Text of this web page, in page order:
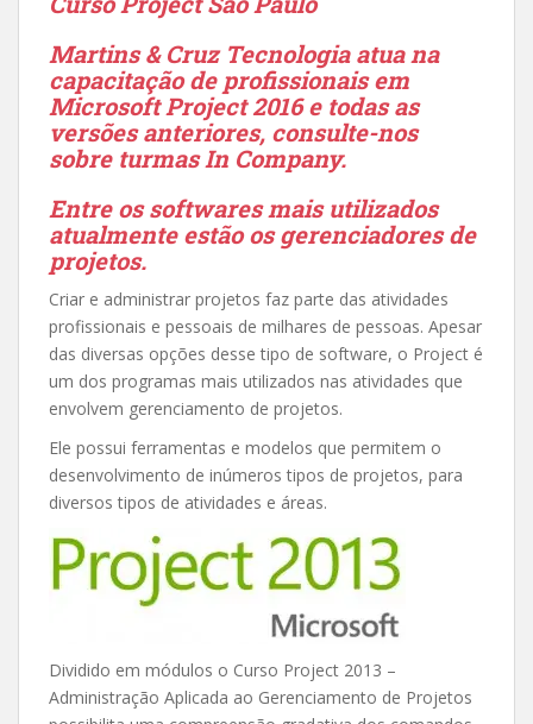
Martins & Cruz Tecnologia atua na
capacitação de profissionais em
Microsoft Project 2016 e todas as
versões anteriores, consulte-nos
sobre turmas In Company.
Entre os softwares mais utilizados
atualmente estão os gerenciadores de
projetos.
Criar e administrar projetos faz parte das atividades
profissionais e pessoais de milhares de pessoas. Apesar
das diversas opções desse tipo de software, o Project é
um dos programas mais utilizados nas atividades que
envolvem gerenciamento de projetos.
Ele possui ferramentas e modelos que permitem o
desenvolvimento de inúmeros tipos de projetos, para
diversos tipos de atividades e áreas.
Dividido em módulos o Curso Project 2013 –
Administração Aplicada ao Gerenciamento de Projetos